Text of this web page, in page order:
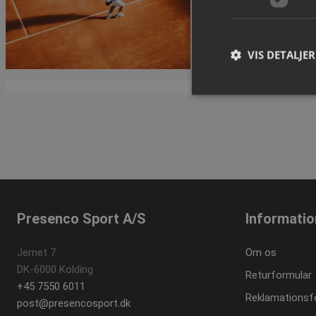
Se varianter
Presenco Sport A/S
Jernet 7
DK-6000 Kolding
+45 7550 6011
post@presencosport.dk
Om os
Returformular
VIS DETALJER
Navn
SNS